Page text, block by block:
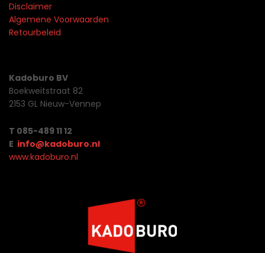
Disclaimer
Algemene Voorwaarden
Retourbeleid
Kadoburo BV
Boekweitstraat 82
2153 GL Nieuw-Vennep
T 085-489 11 12
E info@kadoburo.nl
www.kadoburo.nl